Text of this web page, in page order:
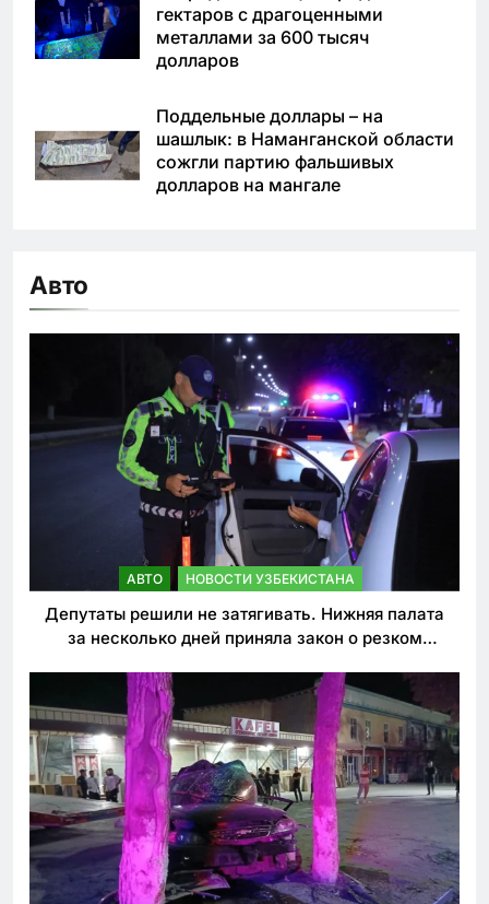
гектаров с драгоценными
металлами за 600 тысяч
долларов
Поддельные доллары – на
шашлык: в Наманганской области
сожгли партию фальшивых
долларов на мангале
Авто
АВТО НОВОСТИ УЗБЕКИСТАНА
Депутаты решили не затягивать. Нижняя палата
за несколько дней приняла закон о резком